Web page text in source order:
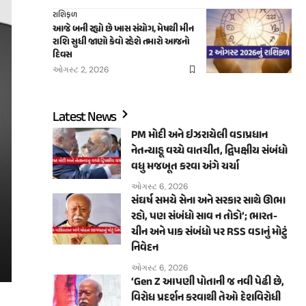
રાશિફળ
આજે બની રહ્યો છે ખાસ સંયોગ, મેષથી મીન
રાશિ સુધી જાણો કેવો રહેશે તમારો આજનો
દિવસ
ઓગસ્ટ 2, 2026
Latest News
PM મોદી અને ઇઝરાયેલી વડાપ્રધાન
નેતન્યાહૂ વચ્ચે વાતચીત, દ્વિપક્ષીય સંબંધો
વધુ મજબૂત કરવા અંગે ચર્ચા
ઓગસ્ટ 6, 2026
સંઘર્ષ સમયે સેના અને સરકાર સાથે ઊભા
રહો, પણ સંબંધો સાવ ન તોડો’; ભારત-
ચીન અને પાક સંબંધો પર RSS વડાનું મોટું
નિવેદન
ઓગસ્ટ 6, 2026
‘Gen Z આપણી પોતાની જ નવી પેઢી છે,
વિરોધ પ્રદર્શન કરવાથી તેઓ દેશવિરોધી